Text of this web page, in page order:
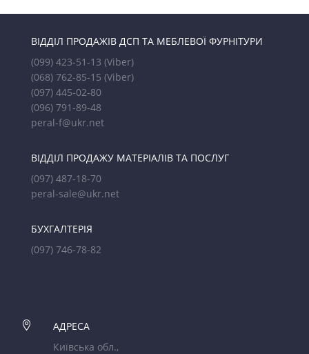
ВІДДІЛ ПРОДАЖІВ ДСП ТА МЕБЛЕВОЇ ФУРНІТУРИ
(099) 423-51-13 (Viber)
(068) 762-85-15 (Viber)
(097) 445-02-80
(096) 791-89-48
peral-f@ukr.net
ВІДДІЛ ПРОДАЖУ МАТЕРІАЛІВ ТА ПОСЛУГ
(097) 487-18-70
peral-sale@ukr.net
БУХГАЛТЕРІЯ
(097) 746-78-82

АДРЕСА
Київська обл.,